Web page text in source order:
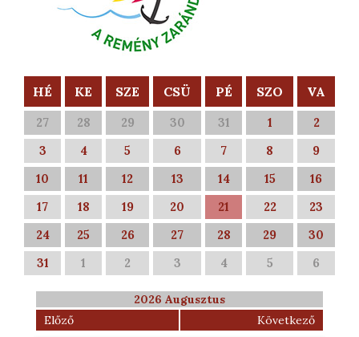
HÉ KE SZE CSÜ PÉ SZO VA
27 28 29 30 31 1
2
3
4 5 6 7 8
9
10
11 12 13 14 15
16
17
18 19 20 21 22
23
24
25 26 27 28 29
30
31
1 2 3 4 5 6
2026 Augusztus
Előző
Következő